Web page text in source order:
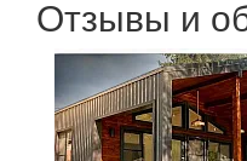
Отзывы и